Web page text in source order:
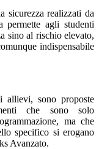
sicurezza realizzati da
permette agli studenti
sino al rischio elevato,
indispensabile
allievi, sono proposte
che sono solo
ma che
specifico si erogano
Avanzato.